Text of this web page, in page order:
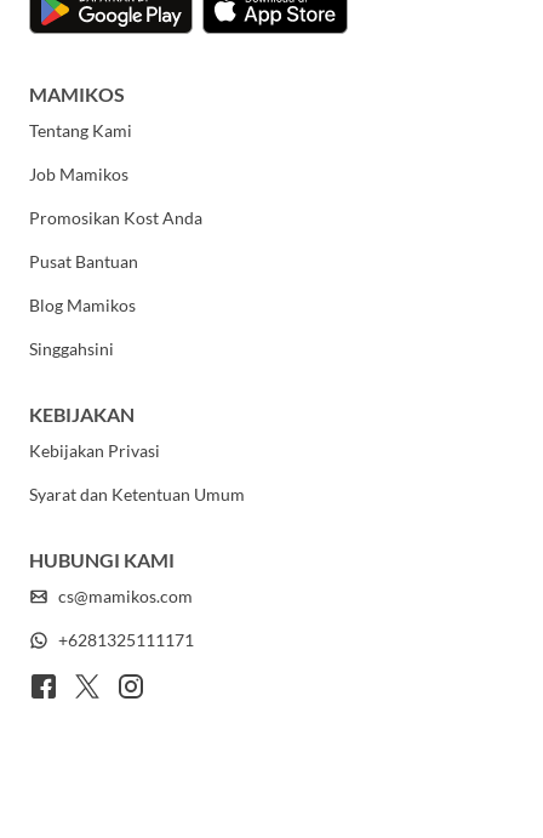
MAMIKOS
Tentang Kami
Job Mamikos
Promosikan Kost Anda
Pusat Bantuan
Blog Mamikos
Singgahsini
KEBIJAKAN
Kebijakan Privasi
Syarat dan Ketentuan Umum
HUBUNGI KAMI
cs@mamikos.com
+6281325111171